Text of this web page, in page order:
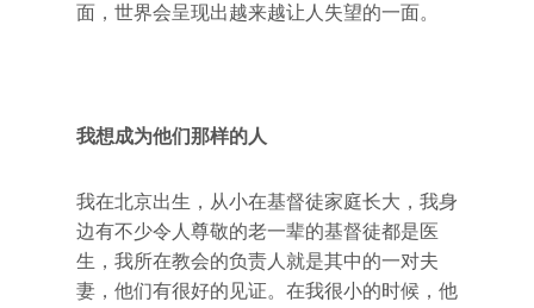
面，世界会呈现出越来越让人失望的一面。
我想成为他们那样的人
我在北京出生，从小在基督徒家庭长大，我身
边有不少令人尊敬的老一辈的基督徒都是医
生，我所在教会的负责人就是其中的一对夫
妻，他们有很好的见证。在我很小的时候，他